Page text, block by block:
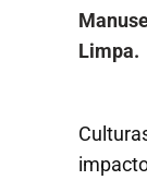
Limpa.